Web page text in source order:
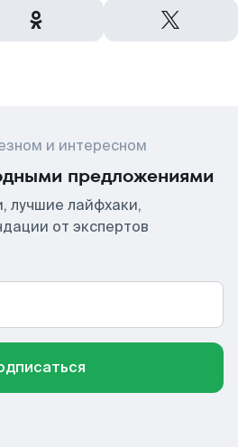
и интересном
предложениями
лучшие лайфхаки,
от экспертов